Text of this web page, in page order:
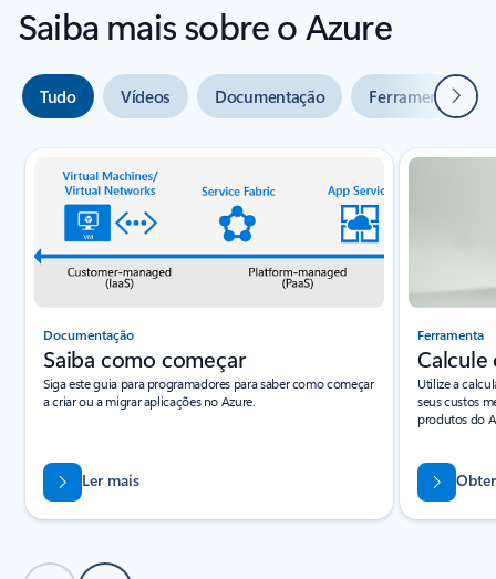
Saiba mais sobre o Azure
Tudo Vídeos Documentação Ferramentas
Indicador do diapositivo {0} {1}
Documentação
Saiba como começar
Siga este guia para programadores para saber como começar
a criar ou a migrar aplicações no Azure.
Ler mais
Ferramenta
Calcule
Utilize a
seus custos
produtos do